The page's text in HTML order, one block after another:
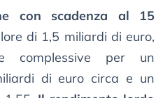
con scadenza al 15
di 1,5 miliardi di euro,
complessive per un
di euro circa e un